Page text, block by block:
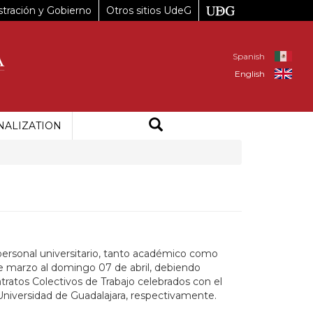
y Gobierno Otros sitios UdeG
Spanish
English
universitario, tanto académico como
marzo al domingo 07 de abril, debiendo
Colectivos de Trabajo celebrados con el
de Guadalajara, respectivamente.